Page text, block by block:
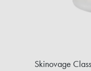
Skinovage